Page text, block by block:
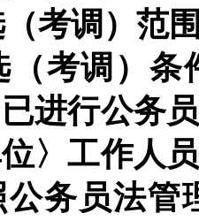
考调）范围
（考调）条
进行公务
〉工作人
务员法管